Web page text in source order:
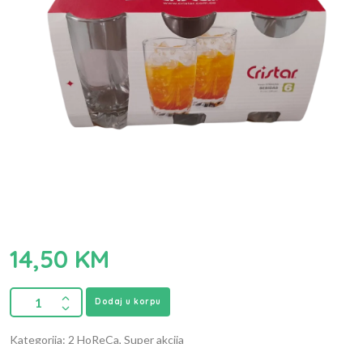
14,50 KM
Dodaj u korpu
Kategorija: 2 HoReCa, Super akcija